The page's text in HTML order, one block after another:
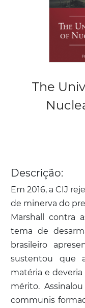
The
Descrição:
Em 2016, a CIJ
de minerva do
Marshall contra
tema de
brasileiro
sustentou que
matéria e
mérito.
communis